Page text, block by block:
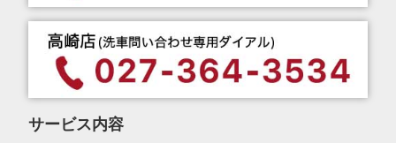
サービス内容